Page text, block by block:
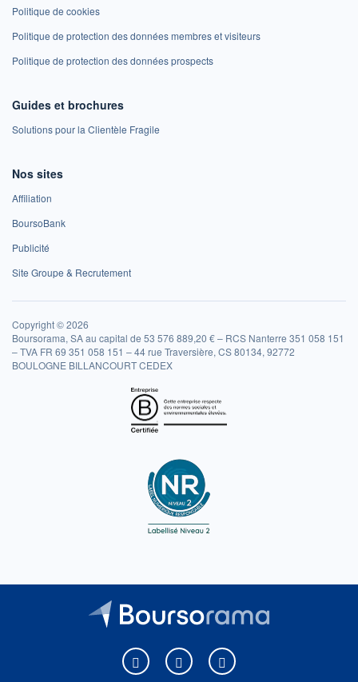
Politique de cookies
Politique de protection des données membres et visiteurs
Politique de protection des données prospects
Guides et brochures
Solutions pour la Clientèle Fragile
Nos sites
Affiliation
BoursoBank
Publicité
Site Groupe & Recrutement
Copyright © 2026
Boursorama, SA au capital de 53 576 889,20 € – RCS Nanterre 351 058 151
– TVA FR 69 351 058 151 – 44 rue Traversière, CS 80134, 92772
BOULOGNE BILLANCOURT CEDEX
Boursorama sur Facebook
Boursorama sur XBoursorama sur